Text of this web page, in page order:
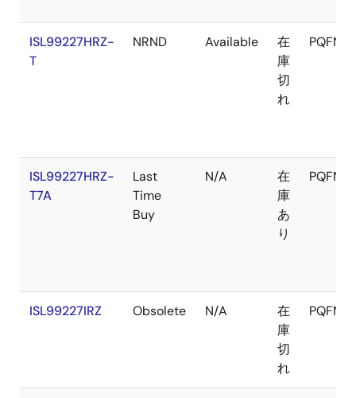
ISL99227HRZ-
T
NRND Available
在
庫
切
れ
PQFN
ISL99227HRZ-
T7A
Last
Time
Buy
N/A
在
庫
あ
り
PQFN
ISL99227IRZ Obsolete N/A
在
庫
切
れ
PQFN